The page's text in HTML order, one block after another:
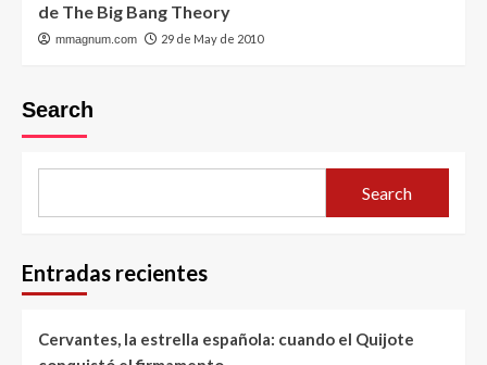
de The Big Bang Theory
mmagnum.com 29 de May de 2010
Search
Search
Entradas recientes
Cervantes, la estrella española: cuando el Quijote